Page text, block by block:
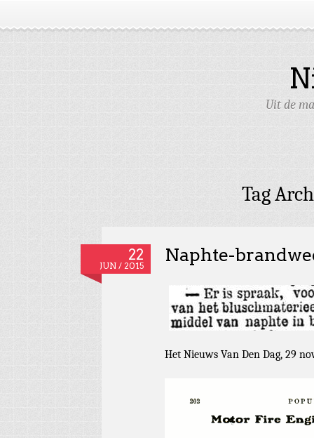
Uit de
Tag
22
JUN / 2015
Naphte-
Het Nieuws Van Den Dag, 29